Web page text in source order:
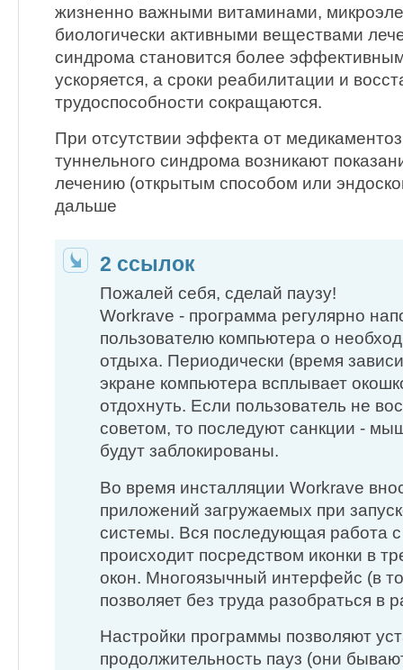
жизненно важными витаминами,
биологически активными веществами
синдрома становится более
ускоряется, а сроки реабилитации и
трудоспособности сокращаются.
При отсутствии эффекта от
туннельного синдрома возникают
лечению (открытым способом или
дальше
2 ссылок
Пожалей себя, сделай паузу!
Workrave - программа регулярно
пользователю компьютера о
отдыха. Периодически (время
экране компьютера всплывает
отдохнуть. Если пользователь не
советом, то последуют санкции -
будут заблокированы.
Во время инсталляции Workrave
приложений загружаемых при
системы. Вся последующая работа
происходит посредством иконки в
окон. Многоязычный интерфейс (в
позволяет без труда разобраться в
Настройки программы позволяют
продолжительность пауз (они